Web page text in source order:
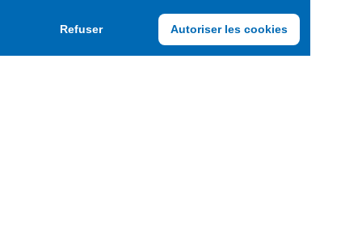
Refuser Autoriser les cookies